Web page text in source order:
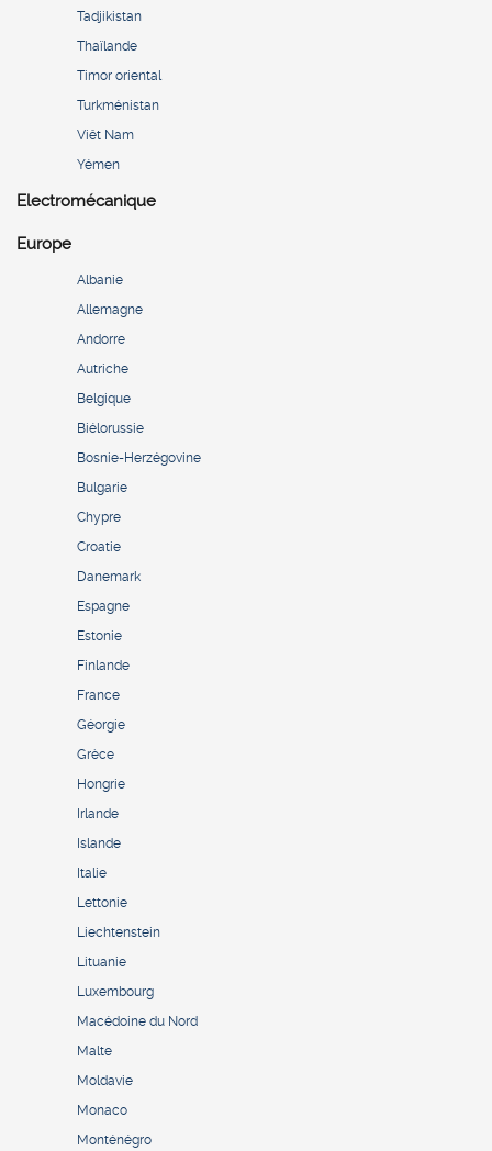
Tadjikistan
Thaïlande
Timor oriental
Turkménistan
Viêt Nam
Yémen
Electromécanique
Europe
Albanie
Allemagne
Andorre
Autriche
Belgique
Biélorussie
Bosnie-Herzégovine
Bulgarie
Chypre
Croatie
Danemark
Espagne
Estonie
Finlande
France
Géorgie
Grèce
Hongrie
Irlande
Islande
Italie
Lettonie
Liechtenstein
Lituanie
Luxembourg
Macédoine du Nord
Malte
Moldavie
Monaco
Monténégro